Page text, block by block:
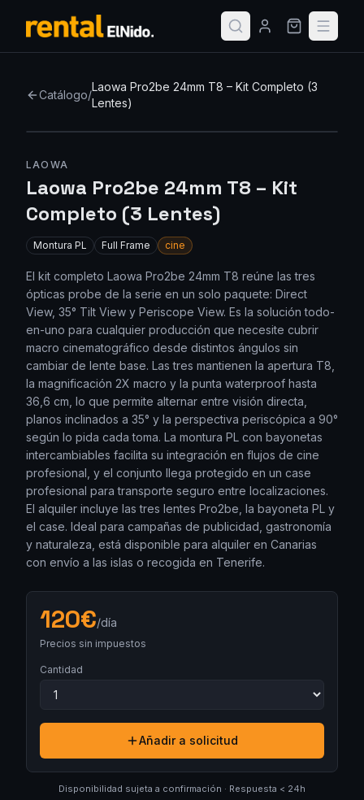
Catálogo/
Laowa Pro2be 24mm T8 – Kit Completo (3
Lentes)
LAOWA
Laowa Pro2be 24mm T8 – Kit
Completo (3 Lentes)
Montura PL Full Frame cine
El kit completo Laowa Pro2be 24mm T8 reúne las tres
ópticas probe de la serie en un solo paquete: Direct
View, 35° Tilt View y Periscope View. Es la solución todo-
en-uno para cualquier producción que necesite cubrir
macro cinematográfico desde distintos ángulos sin
cambiar de lente base. Las tres mantienen la apertura T8,
la magnificación 2X macro y la punta waterproof hasta
36,6 cm, lo que permite alternar entre visión directa,
planos inclinados a 35° y la perspectiva periscópica a 90°
según lo pida cada toma. La montura PL con bayonetas
intercambiables facilita su integración en flujos de cine
profesional, y el conjunto llega protegido en un case
profesional para transporte seguro entre localizaciones.
El alquiler incluye las tres lentes Pro2be, la bayoneta PL y
el case. Ideal para campañas de publicidad, gastronomía
y naturaleza, está disponible para alquiler en Canarias
con envío a las islas o recogida en Tenerife.
120€/día
Precios sin impuestos
Cantidad
Añadir a solicitud
Disponibilidad sujeta a confirmación · Respuesta < 24h